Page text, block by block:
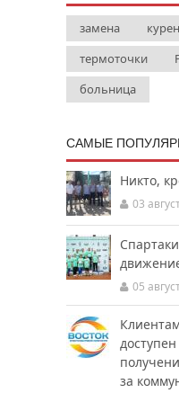
замена
термоточки
больница
САМЫЕ
Никто,
03
05
за